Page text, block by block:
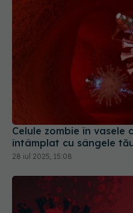
Celule zombie în vasele
întâmplat cu sângele
28 iul 2025, 15:08